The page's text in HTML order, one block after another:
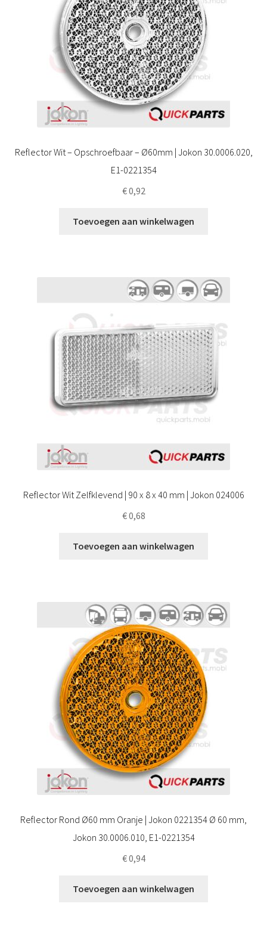
Reflector Wit – Opschroefbaar – Ø60mm | Jokon 30.0006.020,
E1-0221354
€0,92
Toevoegen aan winkelwagen
Reflector Wit Zelfklevend | 90 x 8 x 40 mm | Jokon 024006
€0,68
Toevoegen aan winkelwagen
Reflector Rond Ø60 mm Oranje | Jokon 0221354 Ø 60 mm,
Jokon 30.0006.010, E1-0221354
€0,94
Toevoegen aan winkelwagen